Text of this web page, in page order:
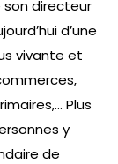
son directeur
d’une
vivante et
Plus
y
de